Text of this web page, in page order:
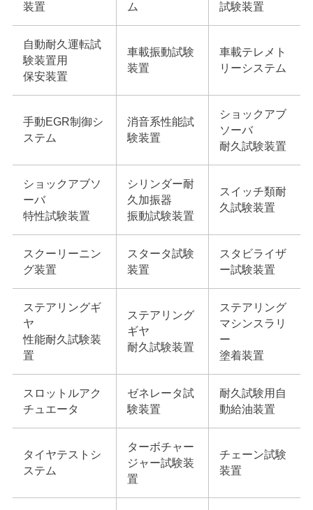
装置
ム
試験装置
自動耐久運転試
験装置用
保安装置
車載振動試験
装置
車載テレメト
リーシステム
手動EGR制御シ
ステム
消音系性能試
験装置
ショックアブ
ソーバ
耐久試験装置
ショックアブソ
ーバ
特性試験装置
シリンダー耐
久加振器
振動試験装置
スイッチ類耐
久試験装置
スクーリーニン
グ装置
スタータ試験
装置
スタビライザ
ー試験装置
ステアリングギ
ヤ
性能耐久試験装
置
ステアリング
ギヤ
耐久試験装置
ステアリング
マシンスラリ
ー
塗着装置
スロットルアク
チュエータ
ゼネレータ試
験装置
耐久試験用自
動給油装置
タイヤテストシ
ステム
ターボチャー
ジャー試験装
置
チェーン試験
装置